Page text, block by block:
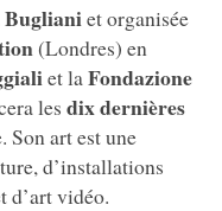
et organisée
(Londres) en
et la Fondazione
les dix dernières
art est une
d’installations
d’art vidéo.